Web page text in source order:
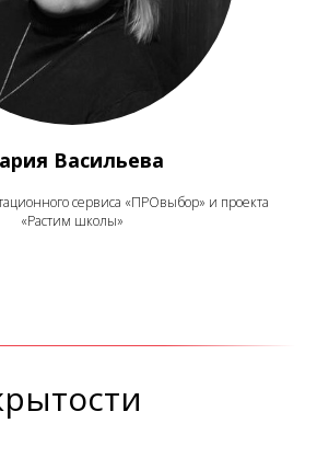
Васильева
сервиса «ПРОвыбор» и проекта
«Растим школы»